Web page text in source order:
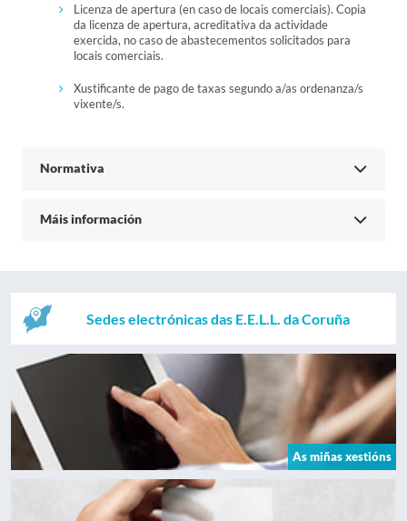
Licenza de apertura (en caso de locais comerciais). Copia
da licenza de apertura, acreditativa da actividade
exercida, no caso de abastecementos solicitados para
locais comerciais.
Xustificante de pago de taxas segundo a/as ordenanza/s
vixente/s.
Normativa
Máis información
Sedes electrónicas das E.E.L.L. da Coruña
As miñas xestións